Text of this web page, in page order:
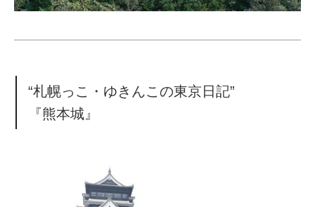
“札幌っこ・ゆきんこの東京日記”
『熊本城』